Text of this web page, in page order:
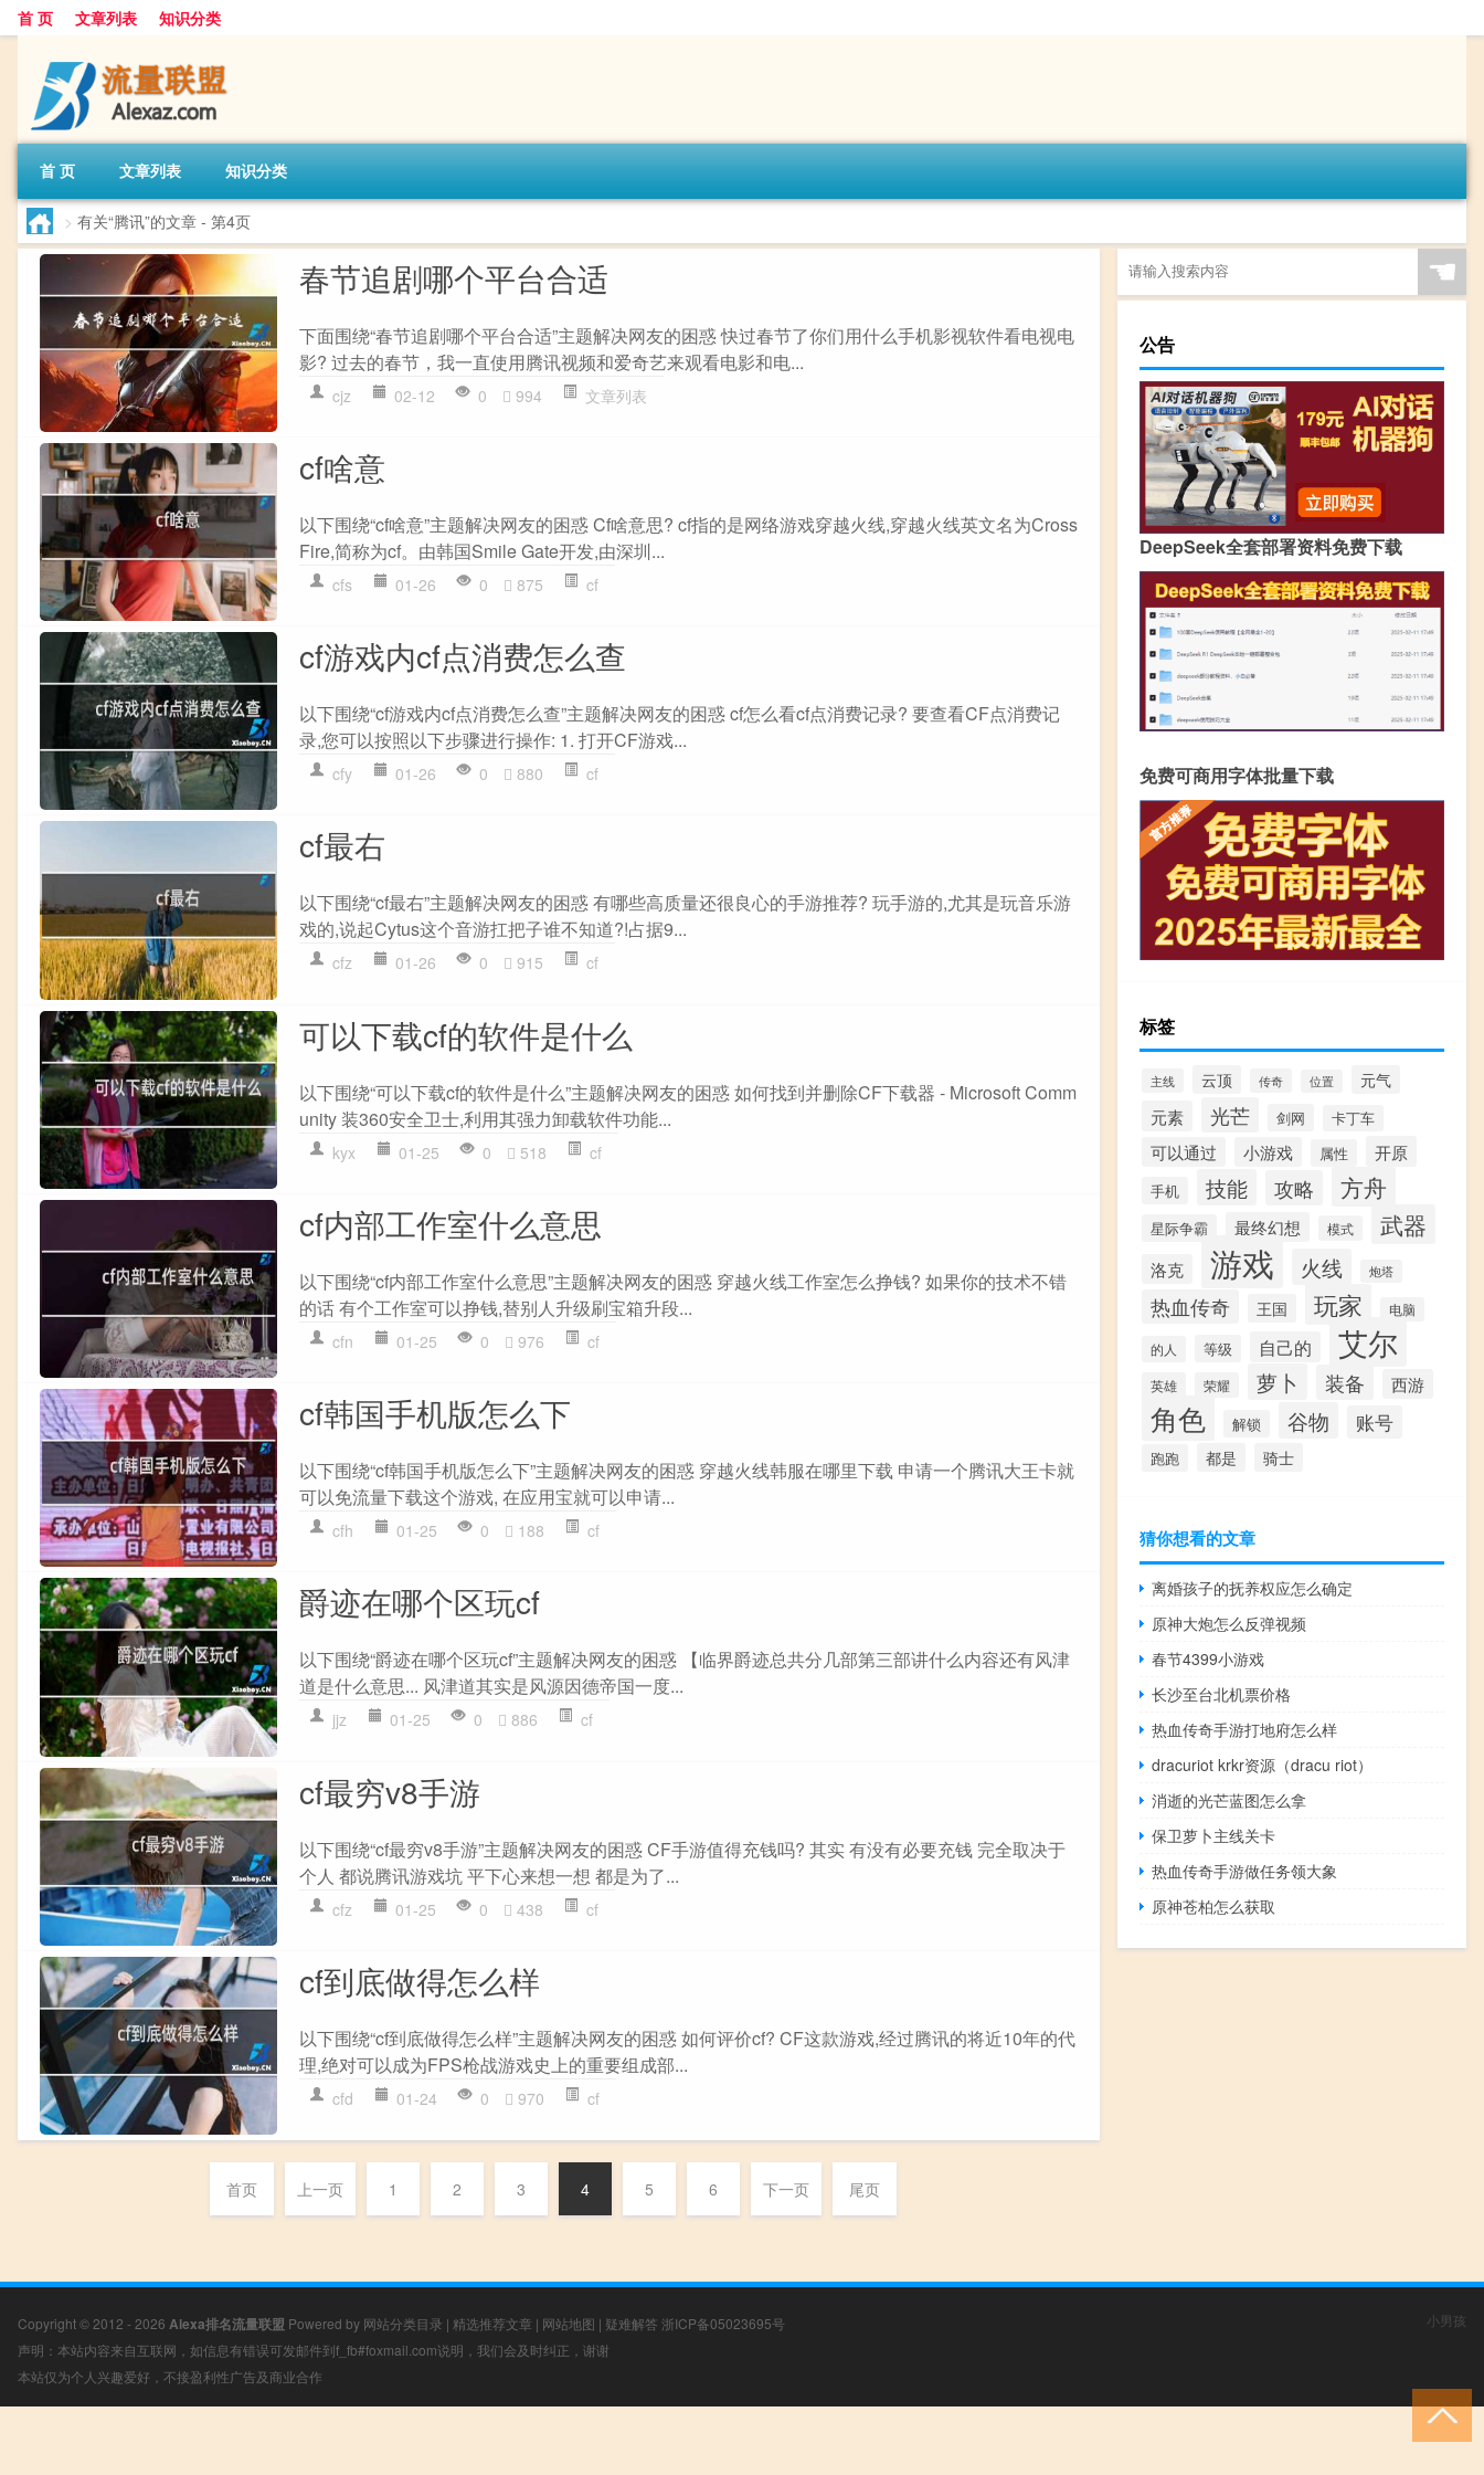
首 页 文章列表 知识分类
首 页 文章列表 知识分类
> 有关“腾讯”的文章 - 第4页
春节追剧哪个平台合适
下面围绕“春节追剧哪个平台合适”主题解决网友的困惑 快过春节了你们用什么手机影视软件看电视电
影? 过去的春节，我一直使用腾讯视频和爱奇艺来观看电影和电...
cjz 02-12 0 994 文章列表
cf啥意
以下围绕“cf啥意”主题解决网友的困惑 Cf啥意思? cf指的是网络游戏穿越火线,穿越火线英文名为Cross
Fire,简称为cf。由韩国Smile Gate开发,由深圳...
cfs 01-26 0 875 cf
cf游戏内cf点消费怎么查
以下围绕“cf游戏内cf点消费怎么查”主题解决网友的困惑 cf怎么看cf点消费记录? 要查看CF点消费记
录,您可以按照以下步骤进行操作: 1. 打开CF游戏...
cfy 01-26 0 880 cf
cf最右
以下围绕“cf最右”主题解决网友的困惑 有哪些高质量还很良心的手游推荐? 玩手游的,尤其是玩音乐游
戏的,说起Cytus这个音游扛把子谁不知道?!占据9...
cfz 01-26 0 915 cf
可以下载cf的软件是什么
以下围绕“可以下载cf的软件是什么”主题解决网友的困惑 如何找到并删除CF下载器 - Microsoft Comm
unity 装360安全卫士,利用其强力卸载软件功能...
kyx 01-25 0 518 cf
cf内部工作室什么意思
以下围绕“cf内部工作室什么意思”主题解决网友的困惑 穿越火线工作室怎么挣钱? 如果你的技术不错
的话 有个工作室可以挣钱,替别人升级刷宝箱升段...
cfn 01-25 0 976 cf
cf韩国手机版怎么下
以下围绕“cf韩国手机版怎么下”主题解决网友的困惑 穿越火线韩服在哪里下载 申请一个腾讯大王卡就
可以免流量下载这个游戏, 在应用宝就可以申请...
cfh 01-25 0 188 cf
爵迹在哪个区玩cf
以下围绕“爵迹在哪个区玩cf”主题解决网友的困惑 【临界爵迹总共分几部第三部讲什么内容还有风津
道是什么意思... 风津道其实是风源因德帝国一度...
jjz 01-25 0 886 cf
cf最穷v8手游
以下围绕“cf最穷v8手游”主题解决网友的困惑 CF手游值得充钱吗? 其实 有没有必要充钱 完全取决于
个人 都说腾讯游戏坑 平下心来想一想 都是为了...
cfz 01-25 0 438 cf
cf到底做得怎么样
以下围绕“cf到底做得怎么样”主题解决网友的困惑 如何评价cf? CF这款游戏,经过腾讯的将近10年的代
理,绝对可以成为FPS枪战游戏史上的重要组成部...
cfd 01-24 0 970 cf
首页 上一页 1 2 3 4 5 6 下一页 尾页
☚
公告
DeepSeek全套部署资料免费下载
免费可商用字体批量下载
标签
主线 云顶 传奇 位置 元气
元素 光芒 剑网 卡丁车
可以通过 小游戏 属性 开原
手机 技能 攻略 方舟
星际争霸 最终幻想 模式 武器
洛克 游戏 火线 炮塔
热血传奇 王国 玩家 电脑
的人 等级 自己的 艾尔
英雄 荣耀 萝卜 装备 西游
角色 解锁 谷物 账号
跑跑 都是 骑士
猜你想看的文章
离婚孩子的抚养权应怎么确定
原神大炮怎么反弹视频
春节4399小游戏
长沙至台北机票价格
热血传奇手游打地府怎么样
dracuriot krkr资源（dracu riot）
消逝的光芒蓝图怎么拿
保卫萝卜主线关卡
热血传奇手游做任务领大象
原神苍柏怎么获取
Copyright © 2012 - 2026 Alexa排名流量联盟 Powered by 网站分类目录 | 精选推荐文章 | 网站地图 | 疑难解答 浙ICP备05023695号
声明：本站内容来自互联网，如信息有错误可发邮件到f_fb#foxmail.com说明，我们会及时纠正，谢谢
本站仅为个人兴趣爱好，不接盈利性广告及商业合作
小男孩